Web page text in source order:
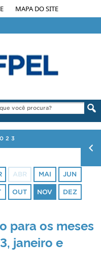
MAPA DO SITE
ABR MAI JUN
OUT NOV DEZ
para os meses
janeiro e